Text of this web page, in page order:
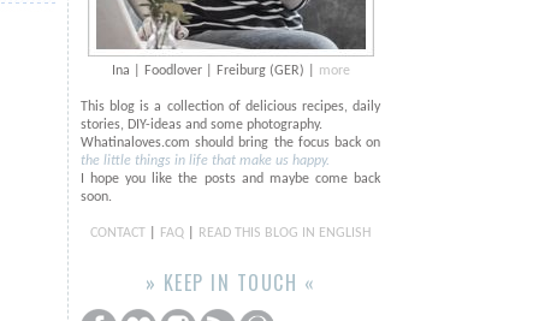
Ina | Foodlover | Freiburg (GER) | more
This blog is a collection of delicious recipes, daily
stories, DIY-ideas and some photography.
Whatinaloves.com should bring the focus back on
the little things in life that make us happy.
I hope you like the posts and maybe come back
soon.
CONTACT FAQ READ THIS BLOG IN ENGLISH
» KEEP IN TOUCH «